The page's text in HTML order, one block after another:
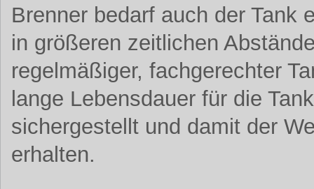
Brenner bedarf auch der Tank
in größeren zeitlichen
regelmäßiger, fachgerechter
lange Lebensdauer für die
sichergestellt und damit der
erhalten.